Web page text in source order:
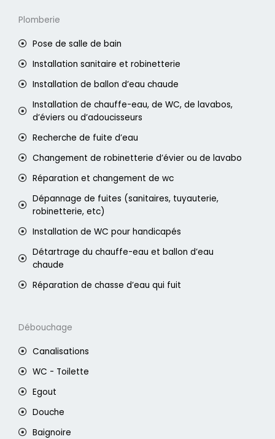
Plomberie
Pose de salle de bain
Installation sanitaire et robinetterie
Installation de ballon d’eau chaude
Installation de chauffe-eau, de WC, de lavabos,
d’éviers ou d’adoucisseurs
Recherche de fuite d’eau
Changement de robinetterie d’évier ou de lavabo
Réparation et changement de wc
Dépannage de fuites (sanitaires, tuyauterie,
robinetterie, etc)
Installation de WC pour handicapés
Détartrage du chauffe-eau et ballon d’eau
chaude
Réparation de chasse d’eau qui fuit
Débouchage
Canalisations
WC - Toilette
Egout
Douche
Baignoire